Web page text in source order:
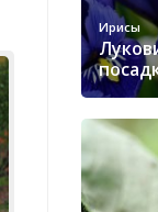
Ирисы